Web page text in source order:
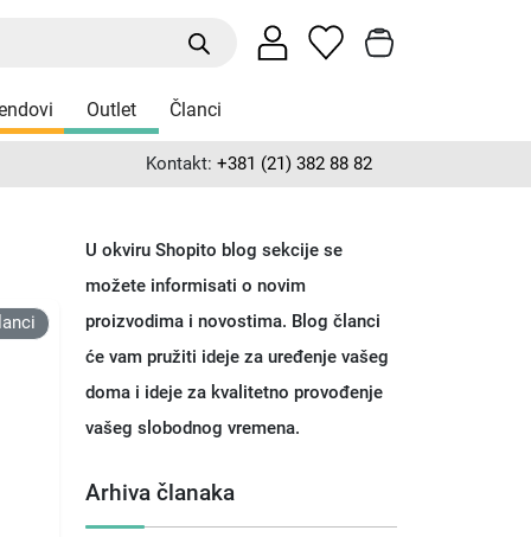
Outlet Članci
Kontakt: +381 (21) 382 88 82
U okviru Shopito blog sekcije se
možete informisati o novim
proizvodima i novostima. Blog članci
će vam pružiti ideje za uređenje vašeg
doma i ideje za kvalitetno provođenje
vašeg slobodnog vremena.
Arhiva članaka